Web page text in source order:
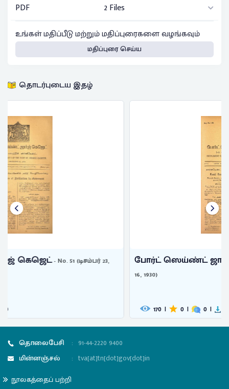
PDF
2 Files
உங்கள் மதிப்பீடு மற்றும் மதிப்புரைகளை வழங்கவும்
மதிப்புரை செய்ய
தொடர்புடைய இதழ்
போர்ட் ஸெய்ண்ட் ஜார்ஜ் கெஜெட்- No. 37 (செப்டம்பர்
தொலைபேசி : 91-44-2220 9400
மின்னஞ்சல்
: tva[at]tn[dot]gov[dot]in
நூலகத்தைப் பற்றி